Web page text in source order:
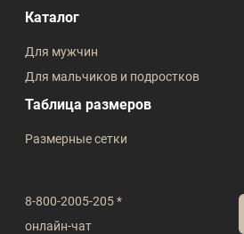
8-800-2005-205 *
онлайн-чат
Каталог
Для мужчин
Для мальчиков и подростков
Таблица размеров
Размерные сетки